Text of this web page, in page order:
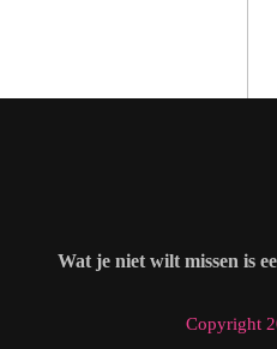
Wat je niet wilt missen is
Copyright